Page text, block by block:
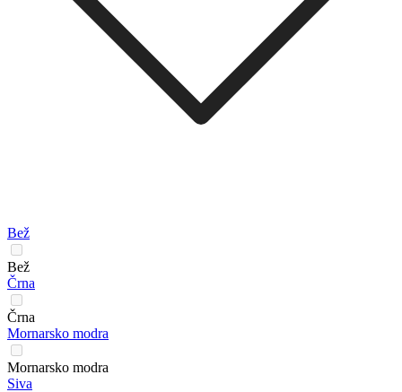
Bež
Bež
Črna
Črna
Mornarsko modra
Mornarsko modra
Siva